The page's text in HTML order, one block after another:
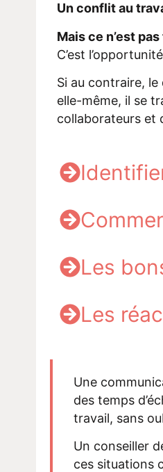
Un conflit au
Mais ce n’est
C’est
Si au contraire,
elle-même, il se
collaborateurs et
Les
Les
Une
des temps d’é
travail, sans
Un conseiller
ces situations